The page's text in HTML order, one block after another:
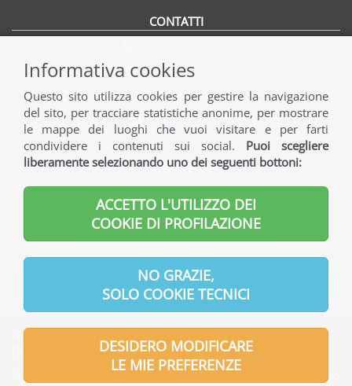
CONTATTI
info@norama.it
Contattaci
Riservato ADV
INFORMAZIONI
INFORMAZIONI UTILI
CONDIZIONI GENERALI DI VENDITA
INFORMATIVA PRIVACY
Norama S.r.l. | Indirizzo Sede legale: Via Verdi, 7 - 24121
Iscritta presso l'Ufficio del Registro delle Imprese di Bergamo
Informativa cookies
Questo sito utilizza cookies per gestire la navigazione
del sito, per tracciare statistiche anonime, per mostrare
le mappe dei luoghi che vuoi visitare e per farti
condividere i contenuti sui social. Puoi scegliere
liberamente selezionando uno dei seguenti bottoni:
ACCETTO L'UTILIZZO DEI
COOKIE DI PROFILAZIONE
NO GRAZIE,
SOLO COOKIE TECNICI
DESIDERO MODIFICARE
LE MIE PREFERENZE